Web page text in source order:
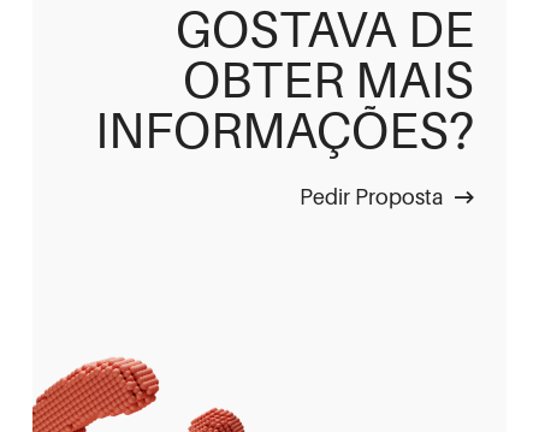
GOSTAVA DE
OBTER MAIS
INFORMAÇÕES?
Pedir Proposta